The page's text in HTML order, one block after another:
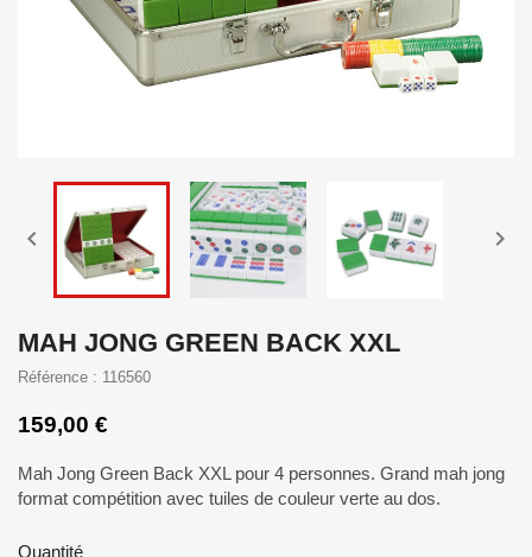
 
MAH JONG GREEN BACK XXL
Référence : 116560
159,00 €
Mah Jong Green Back XXL pour 4 personnes. Grand mah jong
format compétition avec tuiles de couleur verte au dos.
Quantité